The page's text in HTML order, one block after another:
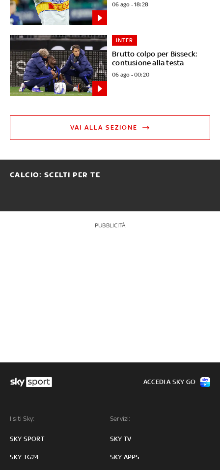
06 ago - 18:28
Brutto colpo per Bisseck:
contusione alla testa
INTER
06 ago - 00:20
VAI ALLA SEZIONE
CALCIO: SCELTI PER TE
PUBBLICITÀ
I siti Sky:
SKY SPORT
SKY TG24
Servizi:
SKY TV
SKY APPS
ACCEDI A SKY GO